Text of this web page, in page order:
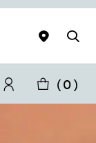
(0)